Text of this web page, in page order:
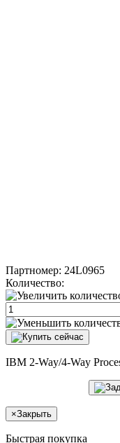
Партномер: 24L0965
Количество:
IBM 2-Way/4-Way
×Закрыть
Быстрая покупка